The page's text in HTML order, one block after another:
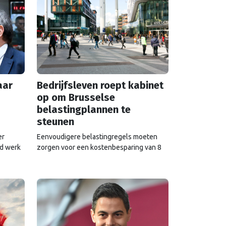
werk
Bedrijfsleven roept kabinet
op om Brusselse
belastingplannen te
steunen
Eenvoudigere belastingregels moeten
zorgen voor een kostenbesparing van 8
ook een impact op de Nederlandse
schatkist.